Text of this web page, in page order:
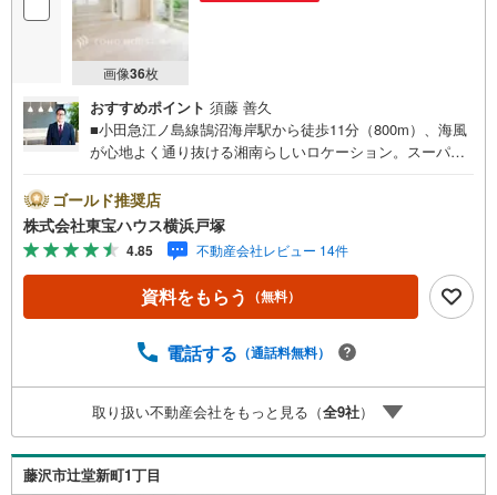
画像36枚
おすすめポイント 須藤 善久
■小田急江ノ島線鵠沼海岸駅から徒歩11分（800m）、海風
が心地よく通り抜ける湘南らしいロケーション。スーパー
抜けとトップライトを採用したリビングは、降り注ぐ陽光
が開放感を演出する明るい特等席。ロフト付きの洋室は趣
味や収納など多目的に活用できます。＝＝＝＝＝＝＝＝＝
＝＝＝＝＝＝＝＝＝＝＝【東宝ハウス横浜戸塚】提携銀行
じぶん銀行利用可 *がん100％保証団信＋全疾病保障付き＝
＝＝＝＝＝＝＝＝＝＝＝＝＝＝＝＝＝＝＝○現地見学会（事
可能です。9:00～21:00まで。ご自宅へお迎え、最寄駅でお
ライフプランのシミュレーションライフプランにあった資
金計画や、住宅ローンのご相談など。○キッズスペースもご
用意しております○お車の無料提携駐車場がございます詳し
くは営業スタッフよりお伝えさせて頂きます。なんでもお
気軽にお申し付けくださいませ。
ゴールド推奨店
株式会社東宝ハウス横浜戸塚
4.85 不動産会社レビュー 14件
資料をもらう （無料）
電話する （通話料無料）
取り扱い不動産会社をもっと見る（全9社）
藤沢市辻堂新町1丁目